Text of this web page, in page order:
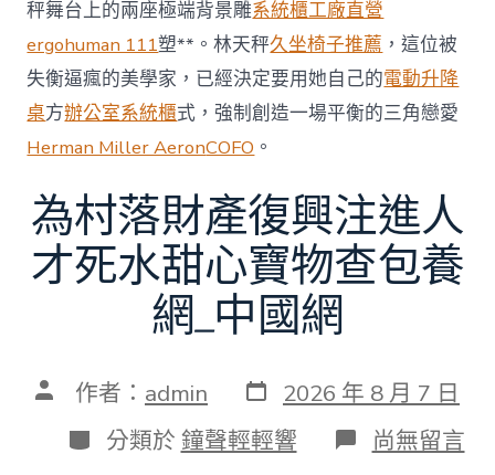
秤舞台上的兩座極端背景雕系統櫃工廠直營
ergohuman 111塑**。林天秤久坐椅子推薦 ，這位被
失衡逼瘋的美學家，已經決定要用她自己的電動升降
桌方辦公室系統櫃式，強制創造一場平衡的三角戀愛
Herman Miller AeronCOFO 。
為村落財產復興注進人
才死水甜心寶物查包養
網_中國網
文 作者： admin 發
表
日
期
2026 年 8 月 7 日
分
類
分類於 鐘聲輕輕響 在
〈為
尚無留言